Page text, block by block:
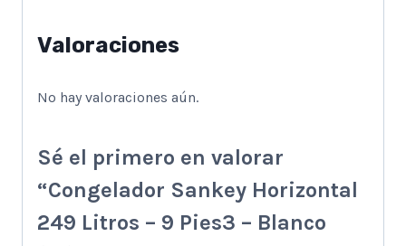
Valoraciones
No hay valoraciones aún.
Sé el primero en valorar
“Congelador Sankey Horizontal
249 Litros – 9 Pies3 – Blanco